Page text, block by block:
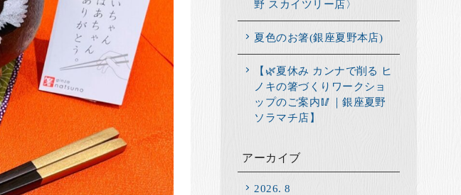
野 スカイツリー店〉
夏色のお箸(銀座夏野本店)
【🌿夏休み カンナで削る ヒ
ノキの箸づくりワークショ
ップのご案内🥢｜銀座夏野
ソラマチ店】
アーカイブ
2026. 8